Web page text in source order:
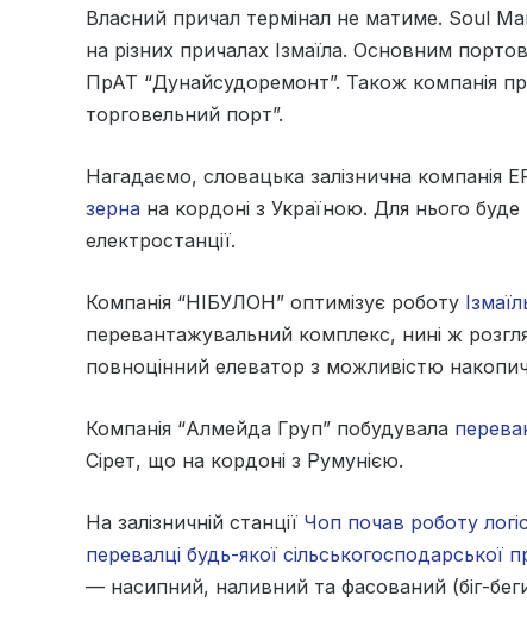
Власний причал термінал не матиме. Soul
на різних причалах Ізмаїла. Основним
ПрАТ “Дунайсудоремонт”. Також компанія
торговельний порт”.
Нагадаємо, словацька залізнична компанія
зерна на кордоні з Україною. Для нього буде
електростанції.
Компанія “НІБУЛОН” оптимізує роботу
перевантажувальний комплекс, нині ж
повноцінний елеватор з можливістю
Компанія “Алмейда Груп” побудувала
Сірет, що на кордоні з Румунією.
На залізничній станції Чоп почав роботу
перевалці будь-якої сільськогосподарської
— насипний, наливний та фасований (біг-